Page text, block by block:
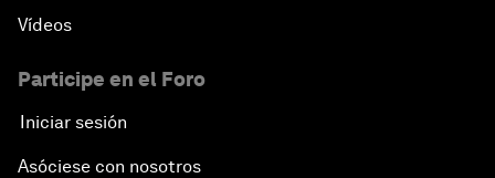
Vídeos
Participe en el Foro
Iniciar sesión
Asóciese con nosotros